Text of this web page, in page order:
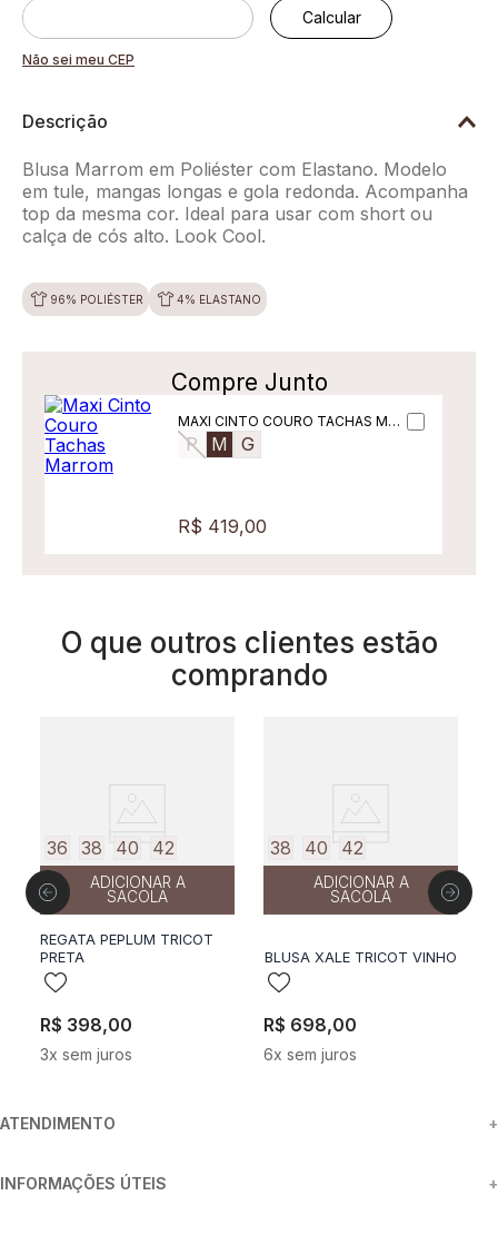
Não sei meu CEP
Descrição
Blusa Marrom em Poliéster com Elastano. Modelo
em tule, mangas longas e gola redonda. Acompanha
top da mesma cor. Ideal para usar com short ou
calça de cós alto. Look Cool.
96% POLIÉSTER 4% ELASTANO
Compre Junto
MAXI CINTO COURO TACHAS MAR
ROM
P M G
R$ 419,00
O que outros clientes estão
comprando
36 38 40 42
ADICIONAR A
SACOLA
REGATA PEPLUM TRICOT
PRETA
R$ 398,00
3x sem juros
38 40 42
ADICIONAR A
SACOLA
BLUSA XALE TRICOT VINHO
R$ 698,00
6x sem juros
ATENDIMENTO +
INFORMAÇÕES ÚTEIS +